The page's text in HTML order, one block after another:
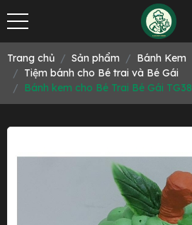
Trang chủ Sản phẩm
Bánh Kem
Tiệm bánh cho Bé trai và Bé Gái
Bánh kem cho Bé Trai Bé Gái TG38